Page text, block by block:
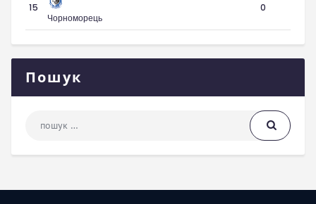
15
Чорноморець
0
Пошук